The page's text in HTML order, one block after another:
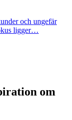
och ungefär
ligger…
om